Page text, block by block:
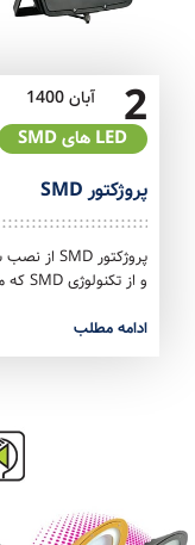
2 آبان1400
LED های SMD
پروژکتور SMD
و از تکنولوژی SMD که مخفف واژه ی Surface Mount Devices است.
ادامه مطلب